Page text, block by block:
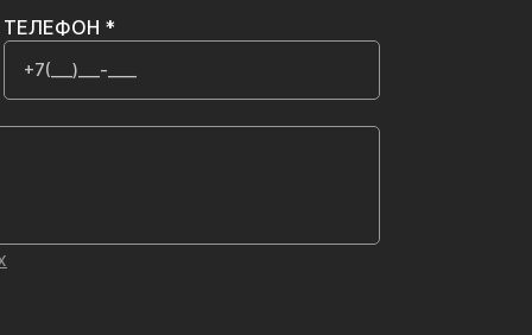
ТЕЛЕФОН *